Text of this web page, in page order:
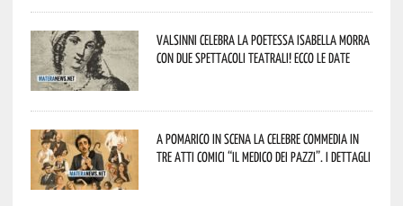
Valsinni celebra la poetessa Isabella Morra
con due spettacoli teatrali! Ecco le date
A Pomarico in scena la celebre commedia in
tre atti comici “Il medico dei pazzi”. I dettagli